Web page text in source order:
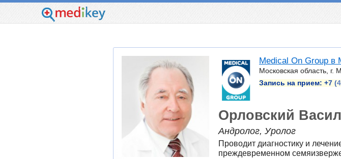
Medical On Group
Московская область,
Запись на прием: +7
Орловский
Андролог, Уролог
Проводит диагностику и
преждевременном